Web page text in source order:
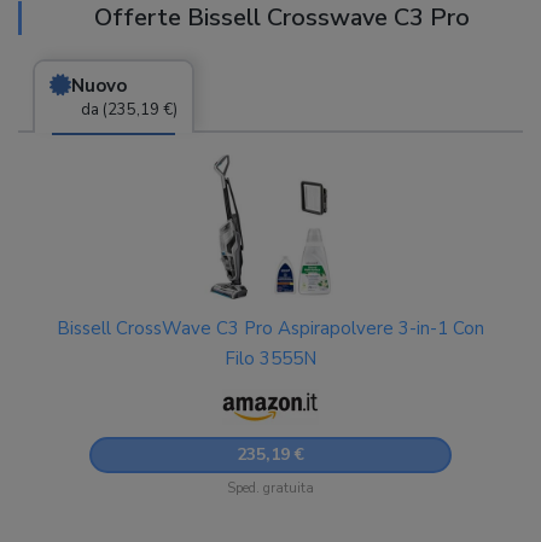
Offerte Bissell Crosswave C3 Pro
Nuovo
da (235,19 €)
Bissell CrossWave C3 Pro Aspirapolvere 3-in-1 Con
Filo 3555N
235,19 €
Sped. gratuita